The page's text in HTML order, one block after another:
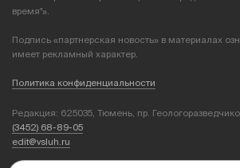
время"».
Подпись «партнерская новость» в материалах
имеет рекламный характер.
Политика конфиденциальности
Редакция: 625035, Тюмень, пр.
(3452) 68-89-05
edit@vsluh.ru